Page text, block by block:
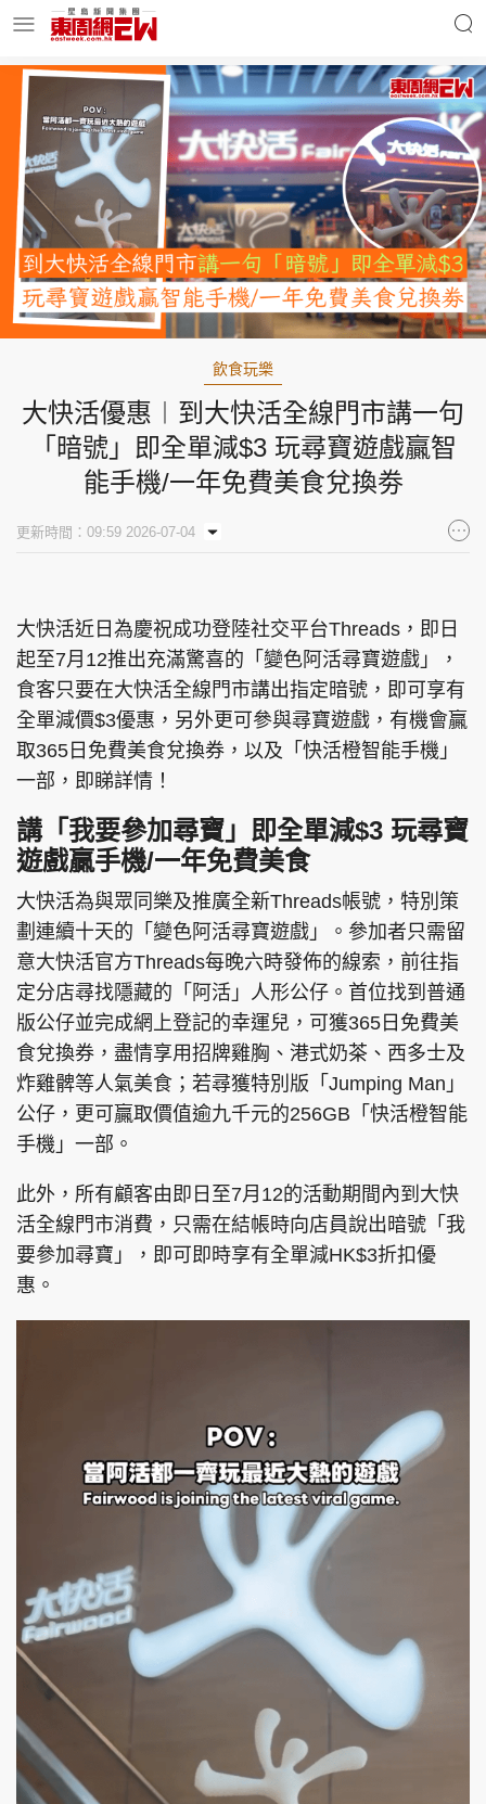
明星名人 時事財經
東周Ladies 優享生活
東周食玩通 會員活動
玄學靈異 東周專欄
東周刊 cazbuyer 東Touch
PCM 電腦廣場 星島頭條 星島日報
頭條日報 星島環球
親子王 Oh!爸媽 JobMarket
頭條搵工 EDUPLUS
聯絡我們
隱私政策聲明
版權及免責聲明
飲食玩樂
大快活優惠︱到大快活全線門市講一句
「暗號」即全單減$3 玩尋寶遊戲贏智
能手機/一年免費美食兌換劵
更新時間：09:59 2026-07-04
大快活近日為慶祝成功登陸社交平台Threads，即日
起至7月12推出充滿驚喜的「變色阿活尋寶遊戲」，
食客只要在大快活全線門市講出指定暗號，即可享有
全單減價$3優惠，另外更可參與尋寶遊戲，有機會贏
取365日免費美食兌換券，以及「快活橙智能手機」
一部，即睇詳情！
講「我要參加尋寶」即全單減$3 玩尋寶
遊戲贏手機/一年免費美食
大快活為與眾同樂及推廣全新Threads帳號，特別策
劃連續十天的「變色阿活尋寶遊戲」。參加者只需留
意大快活官方Threads每晚六時發佈的線索，前往指
定分店尋找隱藏的「阿活」人形公仔。首位找到普通
版公仔並完成網上登記的幸運兒，可獲365日免費美
食兌換券，盡情享用招牌雞胸、港式奶茶、西多士及
炸雞髀等人氣美食；若尋獲特別版「Jumping Man」
公仔，更可贏取價值逾九千元的256GB「快活橙智能
手機」一部。
此外，所有顧客由即日至7月12的活動期間內到大快
活全線門市消費，只需在結帳時向店員說出暗號「我
要參加尋寶」，即可即時享有全單減HK$3折扣優
惠。